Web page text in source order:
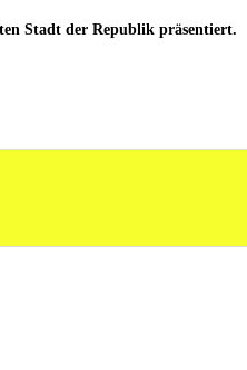
Stadt der Republik präsentiert.